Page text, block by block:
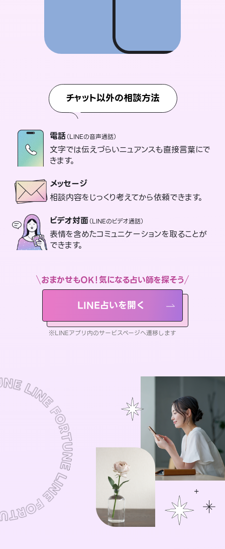
チャット以外の相談方法
電話（LINEの音声通話）
文字では伝えづらいニュアンスも直接言葉にで
きます。
メッセージ
相談内容をじっくり考えてから依頼できます。
ビデオ対面（LINEのビデオ通話）
表情を含めたコミュニケーションを取ることが
できます。
おまかせもOK！気になる占い師を探そう
LINE占いを開く
※LINEアプリ内のサービスページへ遷移します